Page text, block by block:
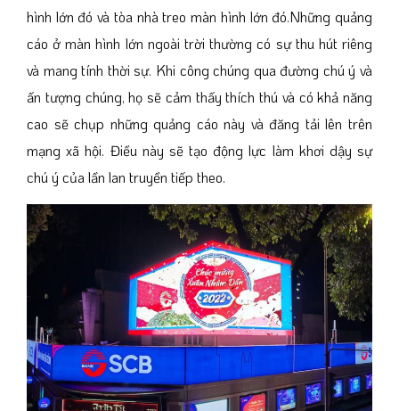
hình lớn đó và tòa nhà treo màn hình lớn đó.Những quảng
cáo ở màn hình lớn ngoài trời thường có sự thu hút riêng
và mang tính thời sự. Khi công chúng qua đường chú ý và
ấn tượng chúng, họ sẽ cảm thấy thích thú và có khả năng
cao sẽ chụp những quảng cáo này và đăng tải lên trên
mạng xã hội. Điều này sẽ tạo động lực làm khơi dậy sự
chú ý của lần lan truyền tiếp theo.